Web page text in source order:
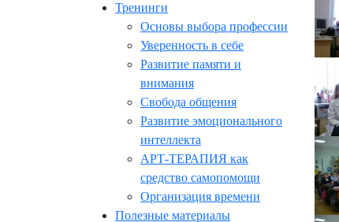
Тренинги
Основы выбора профессии
Уверенность в себе
Развитие памяти и
внимания
Свобода общения
Развитие эмоционального
интеллекта
АРТ-ТЕРАПИЯ как
средство самопомощи
Организация времени
Полезные материалы